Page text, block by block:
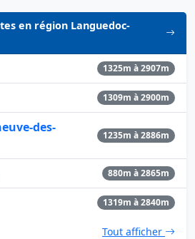
en région Languedoc-
1325m à 2907m
1309m à 2900m
des-
1235m à 2886m
880m à 2865m
1319m à 2840m
Tout afficher